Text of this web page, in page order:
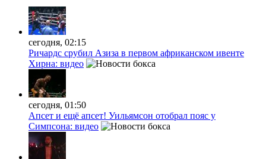
сегодня, 02:15
Ричардс срубил Азиза в первом африканском ивенте
Хирна: видео
сегодня, 01:50
Апсет и ещё апсет! Уильямсон отобрал пояс у
Симпсона: видео